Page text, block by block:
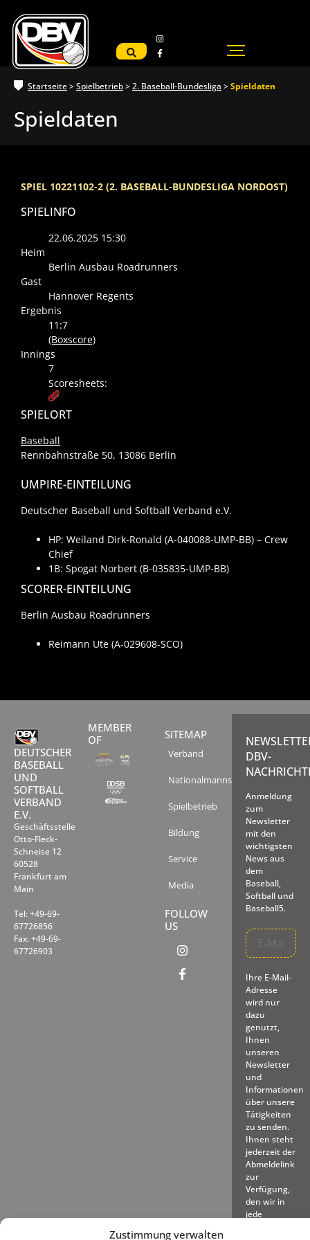
Zustimmung verwalten
Startseite>Spielbetrieb>2. Baseball-Bundesliga >Spieldaten
Spieldaten
SPIEL 10221102-2 (2. BASEBALL-BUNDESLIGA NORDOST)
SPIELINFO
22.06.2025 15:30
Heim
Berlin Ausbau Roadrunners
Gast
Hannover Regents
Ergebnis
11:7
(Boxscore)
Innings
7
Scoresheets:
SPIELORT
Baseball
Rennbahnstraße 50, 13086 Berlin
UMPIRE-EINTEILUNG
Deutscher Baseball und Softball Verband e.V.
HP: Weiland Dirk-Ronald (A-040088-UMP-BB) – Crew
Chief
1B: Spogat Norbert (B-035835-UMP-BB)
SCORER-EINTEILUNG
Berlin Ausbau Roadrunners
Reimann Ute (A-029608-SCO)
DEUTSCHER
BASEBALL
UND
SOFTBALL
VERBAND
E.V.
Geschäftsstelle
Otto-Fleck-
Schneise 12
60528
Frankfurt am
Main
Tel: +49-69-
67726856
Fax: +49-69-
67726903
MEMBER
OF
SITEMAP
Verband
Nationalmannschaften
Spielbetrieb
Bildung
Service
Media
FOLLOW
US
DBV-
Anmeldung
zum
Newsletter
mit den
wichtigsten
News aus
dem
Baseball,
Softball und
Baseball5.
Ihre E-Mail-
Adresse
wird nur
dazu
genutzt,
Ihnen
unseren
Newsletter
und
Informationen
über unsere
Tätigkeiten
zu senden.
Ihnen steht
jederzeit der
Abmeldelink
zur
Verfügung,
den wir in
jede